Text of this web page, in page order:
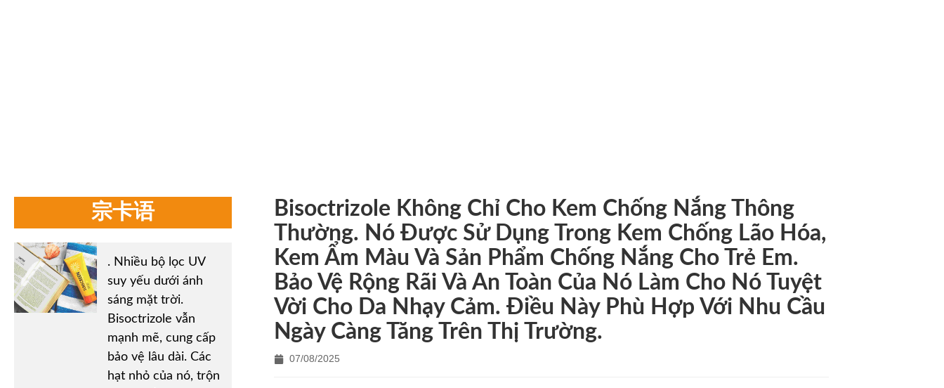
宗卡语
. Nhiều bộ lọc UV
suy yếu dưới ánh
sáng mặt trời.
Bisoctrizole vẫn
mạnh mẽ, cung cấp
bảo vệ lâu dài. Các
hạt nhỏ của nó, trộn
Bisoctrizole Không Chỉ Cho Kem Chống Nắng Thông
Thường. Nó Được Sử Dụng Trong Kem Chống Lão Hóa,
Kem Ẩm Màu Và Sản Phẩm Chống Nắng Cho Trẻ Em.
Bảo Vệ Rộng Rãi Và An Toàn Của Nó Làm Cho Nó Tuyệt
Vời Cho Da Nhạy Cảm. Điều Này Phù Hợp Với Nhu Cầu
Ngày Càng Tăng Trên Thị Trường.
07/08/2025